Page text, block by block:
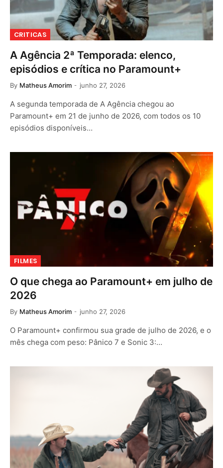
CRITICAS
A Agência 2ª Temporada: elenco,
episódios e crítica no Paramount+
By Matheus Amorim junho 27, 2026
A segunda temporada de A Agência chegou ao
Paramount+ em 21 de junho de 2026, com todos os 10
episódios disponíveis…
FILMES
O que chega ao Paramount+ em julho de
2026
By Matheus Amorim junho 27, 2026
O Paramount+ confirmou sua grade de julho de 2026, e o
mês chega com peso: Pânico 7 e Sonic 3:…